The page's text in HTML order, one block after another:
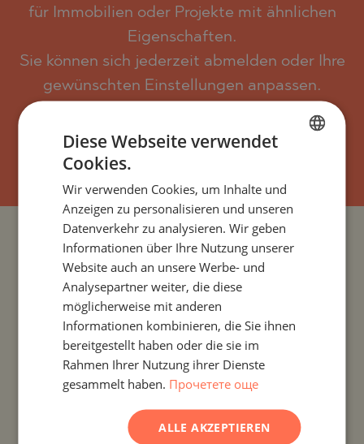
für Immobilien oder Projekte mit ähnlichen
Eigenschaften.
Sie können sich jederzeit abmelden oder Ihre
gewünschten Einstellungen anpassen.
ABONNIEREN
PROJEKTE UND IMMOBILIEN NACH LÄNDERN
PROJEKTE UND IMMOBILIEN NACH SIEDLUNG
PROJEKTE UND IMMOBILIEN NACH IMMOBILIENTYP
PROJEKTE UND IMMOBILIEN NACH REGIONEN
PROJEKTE UND IMMOBILIEN NACH
GEBÄUDE-/KOMPLEXNAMEN
ENGLISH
GERMAN
FRENCH
ROMANIAN
Diese Webseite verwendet
Cookies.
Wir verwenden Cookies, um Inhalte und
Anzeigen zu personalisieren und unseren
Datenverkehr zu analysieren. Wir geben
Informationen über Ihre Nutzung unserer
Website auch an unsere Werbe- und
Analysepartner weiter, die diese
möglicherweise mit anderen
Informationen kombinieren, die Sie ihnen
bereitgestellt haben oder die sie im
Rahmen Ihrer Nutzung ihrer Dienste
gesammelt haben. Прочетете още
ALLE AKZEPTIEREN